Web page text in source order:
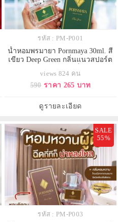
รหัส : PM-P001
น้ำหอมพรมายา Pornmaya 30ml. สี
เขียว Deep Green กลิ่นแนวสปอร์ต
มั่นใจ
views 824 คน
590 ราคา 265 บาท
ดูรายละเอียด
SALE
55%
รหัส : PM-P003